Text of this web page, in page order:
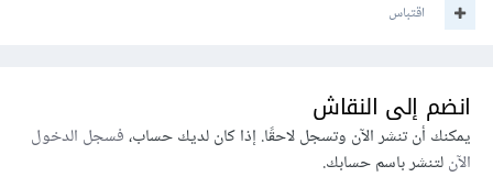
اقتباس
انضم إلى النقاش
يمكنك أن تنشر الآن وتسجل لاحقًا. إذا كان لديك حساب،فسجل الدخول
الآنلتنشر باسم حسابك.